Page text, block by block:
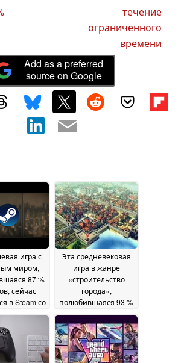
течение
ограниченного
времени
Add as a preferred
source on Google
игра с
миром,
87 %
сейчас
в Steam со
86 %23 June
Эта средневековая
игра в жанре
«строительство
города»,
полюбившаяся 93 %
игроков, продается в
Steam со скидкой 50
%22 June 2026